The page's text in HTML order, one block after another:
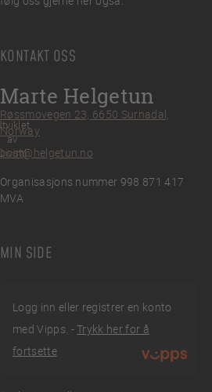
KONTAKT OSS
Marte Helgetun
Røssmovegen 23, 6650 Surnadal,
Norway
post@helgetun.no
Organisasjons nummer 998 871 417
MVA
MIN SIDE
Logg inn eller registrer en konto
med Vipps. -Trykk her for å
fortsette
av